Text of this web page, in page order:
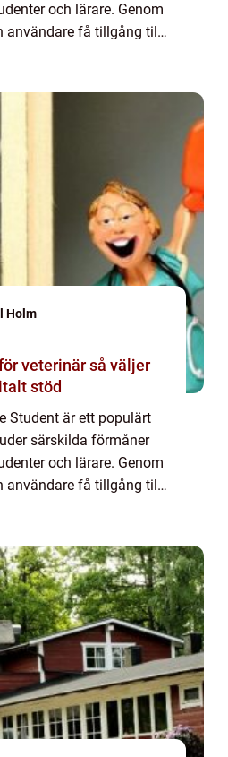
och lärare. Genom
användare få tillgång till
Holm
så väljer
stöd
Student är ett populärt
särskilda förmåner
och lärare. Genom
användare få tillgång till